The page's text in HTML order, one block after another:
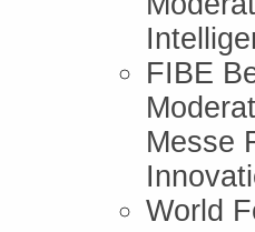
FIBE
Messe
World